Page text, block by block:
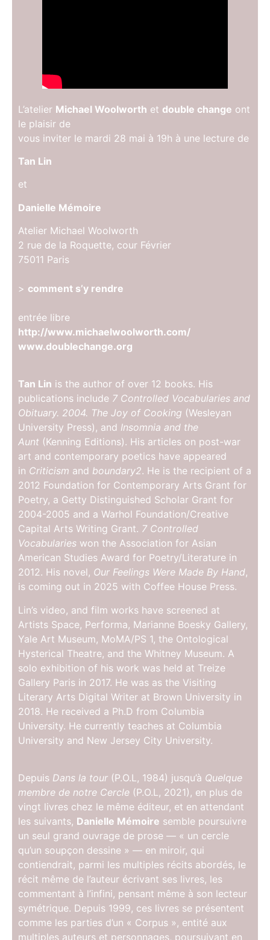
L’atelier Michael Woolworth et double change ont
le plaisir de
vous inviter le mardi 28 mai à 19h à une lecture de
Tan Lin
et
Danielle Mémoire
Atelier Michael Woolworth
2 rue de la Roquette, cour Février
75011 Paris
> comment s’y rendre
entrée libre
http://www.michaelwoolworth.com/
www.doublechange.org
Tan Lin is the author of over 12 books. His
publications include 7 Controlled Vocabularies and
Obituary. 2004. The Joy of Cooking (Wesleyan
University Press), and Insomnia and the
Aunt (Kenning Editions). His articles on post-war
art and contemporary poetics have appeared
in Criticism and boundary2. He is the recipient of a
2012 Foundation for Contemporary Arts Grant for
Poetry, a Getty Distinguished Scholar Grant for
2004-2005 and a Warhol Foundation/Creative
Capital Arts Writing Grant. 7 Controlled
Vocabularies won the Association for Asian
American Studies Award for Poetry/Literature in
2012. His novel, Our Feelings Were Made By Hand,
is coming out in 2025 with Coffee House Press.
Lin’s video, and film works have screened at
Artists Space, Performa, Marianne Boesky Gallery,
Yale Art Museum, MoMA/PS 1, the Ontological
Hysterical Theatre, and the Whitney Museum. A
solo exhibition of his work was held at Treize
Gallery Paris in 2017. He was as the Visiting
Literary Arts Digital Writer at Brown University in
2018. He received a Ph.D from Columbia
University. He currently teaches at Columbia
University and New Jersey City University.
Depuis Dans la tour (P.O.L, 1984) jusqu’à Quelque
membre de notre Cercle (P.O.L, 2021), en plus de
vingt livres chez le même éditeur, et en attendant
les suivants, Danielle Mémoire semble poursuivre
un seul grand ouvrage de prose — « un cercle
qu’un soupçon dessine » — en miroir, qui
contiendrait, parmi les multiples récits abordés, le
récit même de l’auteur écrivant ses livres, les
commentant à l’infini, pensant même à son lecteur
symétrique. Depuis 1999, ces livres se présentent
comme les parties d’un « Corpus », entité aux
multiples auteurs et personnages, poursuivant en